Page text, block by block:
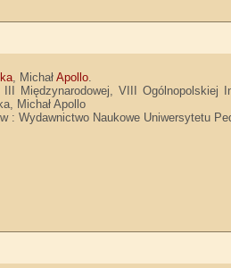
, MichałApollo.
Międzynarodowej, VIII Ogólnopolskiej
Michał Apollo
: Wydawnictwo Naukowe Uniwersytetu